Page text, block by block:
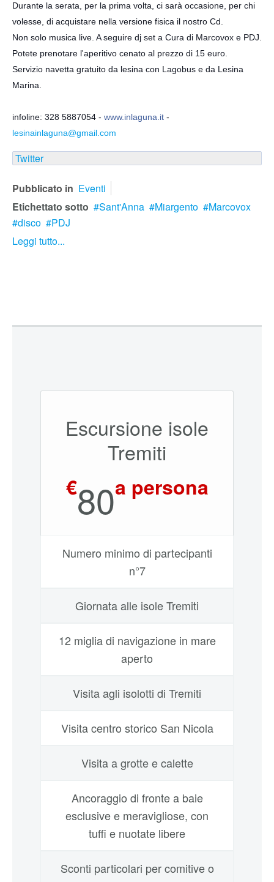
Durante la serata, per la prima volta, ci sarà occasione, per chi
volesse, di acquistare nella versione fisica il nostro Cd.
Non solo musica live. A seguire dj set a Cura di Marcovox e PDJ.
Potete prenotare l'aperitivo cenato al prezzo di 15 euro.
Servizio navetta gratuito da lesina con Lagobus e da Lesina
Marina.
infoline: 328 5887054 - www.inlaguna.it -
lesinainlaguna@gmail.com
Twitter
Pubblicato in Eventi
Etichettato sotto
Sant'Anna Miargento
Marcovox
disco
PDJ
Leggi tutto...
Escursione isole
Tremiti
€80a persona
Numero minimo di partecipanti
n°7
Giornata alle isole Tremiti
12 miglia di navigazione in mare
aperto
Visita agli isolotti di Tremiti
Visita centro storico San Nicola
Visita a grotte e calette
Ancoraggio di fronte a baie
esclusive e meravigliose, con
tuffi e nuotate libere
Sconti particolari per comitive o